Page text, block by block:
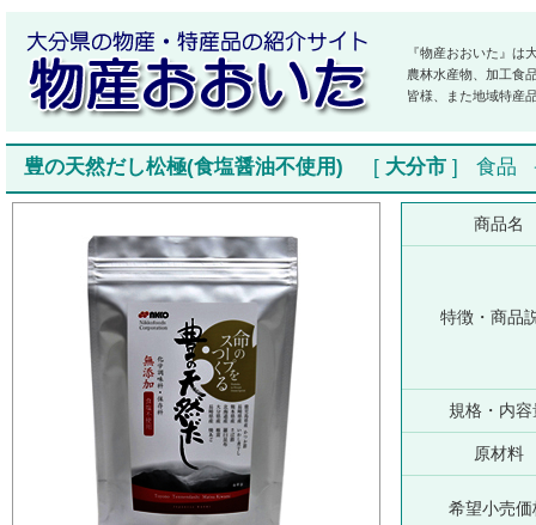
『物産おおいた』は
農林水産物、加工食
皆様、また地域特産
豊の天然だし松極(食塩醤油不使用) [ 大分市 ] 食品
商品名
特徴・商品
規格・内容
原材料
希望小売価